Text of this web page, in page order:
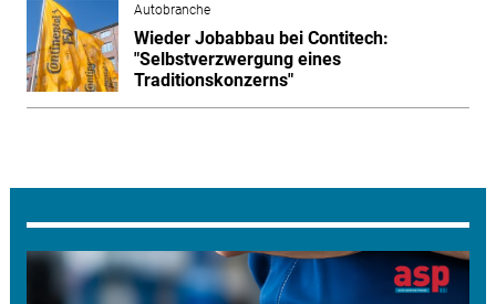
Autobranche
Wieder Jobabbau bei Contitech:
"Selbstverzwergung eines
Traditionskonzerns"